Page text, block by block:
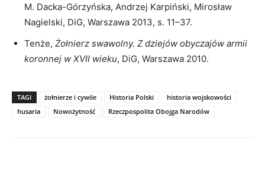
M. Dacka-Górzyńska, Andrzej Karpiński, Mirosław
Nagielski, DiG, Warszawa 2013, s. 11–37.
Tenże, Żołnierz swawolny. Z dziejów obyczajów armii
koronnej w XVII wieku, DiG, Warszawa 2010.
TAGI żołnierze i cywile Historia Polski
historia wojskowości
husaria
Nowożytność Rzeczpospolita Obojga Narodów